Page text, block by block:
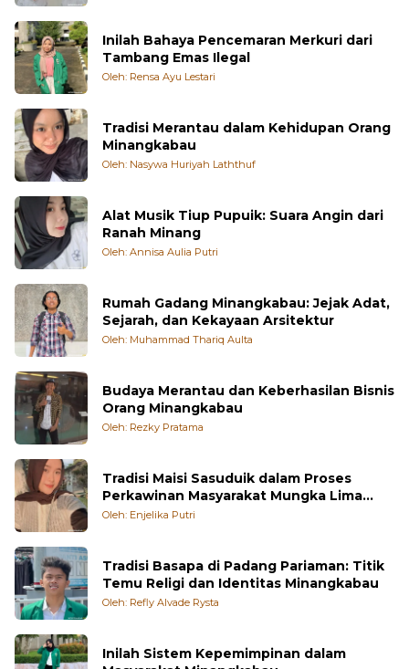
Inilah Bahaya Pencemaran Merkuri dari
Tambang Emas Ilegal
Oleh: Rensa Ayu Lestari
Tradisi Merantau dalam Kehidupan Orang
Minangkabau
Oleh: Nasywa Huriyah Laththuf
Alat Musik Tiup Pupuik: Suara Angin dari
Ranah Minang
Oleh: Annisa Aulia Putri
Rumah Gadang Minangkabau: Jejak Adat,
Sejarah, dan Kekayaan Arsitektur
Oleh: Muhammad Thariq Aulta
Budaya Merantau dan Keberhasilan Bisnis
Orang Minangkabau
Oleh: Rezky Pratama
Tradisi Maisi Sasuduik dalam Proses
Perkawinan Masyarakat Mungka Lima
Puluh Kota
Oleh: Enjelika Putri
Tradisi Basapa di Padang Pariaman: Titik
Temu Religi dan Identitas Minangkabau
Oleh: Refly Alvade Rysta
Inilah Sistem Kepemimpinan dalam